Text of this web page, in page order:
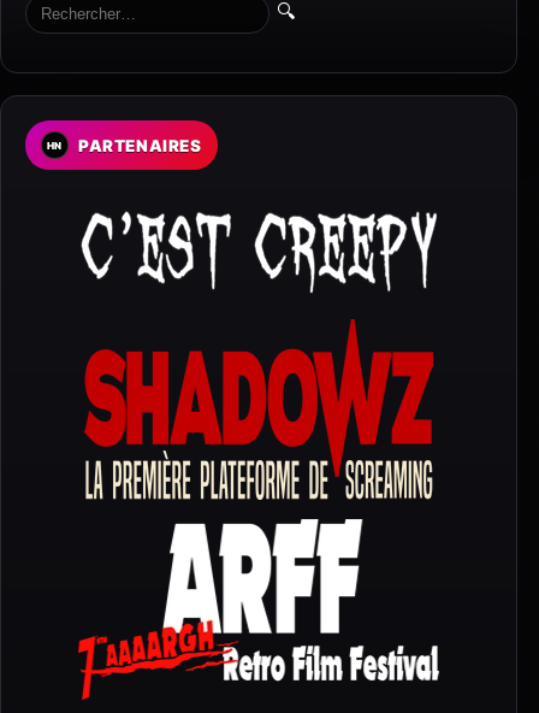
🔍
PARTENAIRES